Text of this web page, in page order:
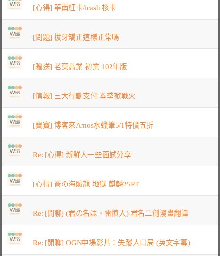
[心得] 華南紅卡/icash 核卡
[問題] 拔牙矯正這樣正常嗎
[贈送] 老莫高業 初業 102年版
[情報] 三大行動支付 本季掀戰火
[寶寶] 博客來Amos水蠟筆5/1特價五折
Re: [心得] 新鮮人一些面試分享
[心得] 蒼の海賊龍 地獄 麒麟25PT
Re: [閒聊] (君の名は。雷慎入) 君名二創漫畫翻譯
Re: [閒聊] OGN中場影片：失蹤人口局 (英文字幕)